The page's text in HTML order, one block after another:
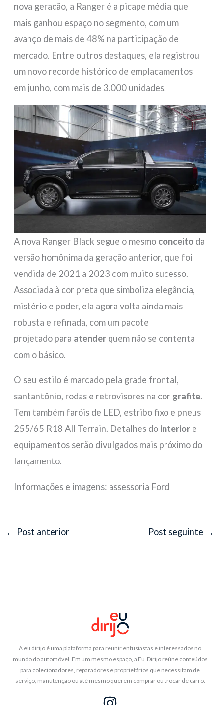
nova geração, a Ranger é a picape média que
mais ganhou espaço no segmento, com um
avanço de mais de 48% na participação de
mercado. Entre outros destaques, ela registrou
um novo recorde histórico de emplacamentos
em junho, com mais de 3.000 unidades.
A nova Ranger Black segue o mesmo conceito da
versão homônima da geração anterior, que foi
vendida de 2021 a 2023 com muito sucesso.
Associada à cor preta que simboliza elegância,
mistério e poder, ela agora volta ainda mais
robusta e refinada, com um pacote
projetado para atender quem não se contenta
com o básico.
O seu estilo é marcado pela grade frontal,
santantônio, rodas e retrovisores na cor grafite.
Tem também faróis de LED, estribo fixo e pneus
255/65 R18 All Terrain. Detalhes do interior e
equipamentos serão divulgados mais próximo do
lançamento.
Informações e imagens: assessoria Ford
← Post anterior Post seguinte →
A eu dirijo é uma plataforma para reunir entusiastas e interessados no
mundo do automóvel. Em um mesmo espaço, a Eu Dirijo reúne conteúdos
para colecionadores, reparadores e proprietários que necessitam de
serviço, manutenção ou até mesmo querem comprar ou trocar de carro.